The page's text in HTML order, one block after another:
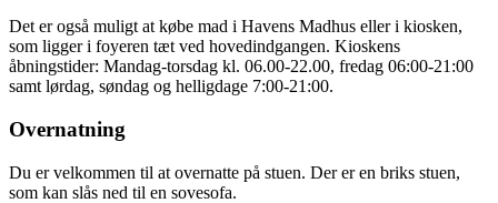
Det er også muligt at købe mad i Havens Madhus eller i kiosken,
som ligger i foyeren tæt ved hovedindgangen. Kioskens
åbningstider: Mandag-torsdag kl. 06.00-22.00, fredag 06:00-21:00
samt lørdag, søndag og helligdage 7:00-21:00.
Overnatning
Du er velkommen til at overnatte på stuen. Der er en briks stuen,
som kan slås ned til en sovesofa.